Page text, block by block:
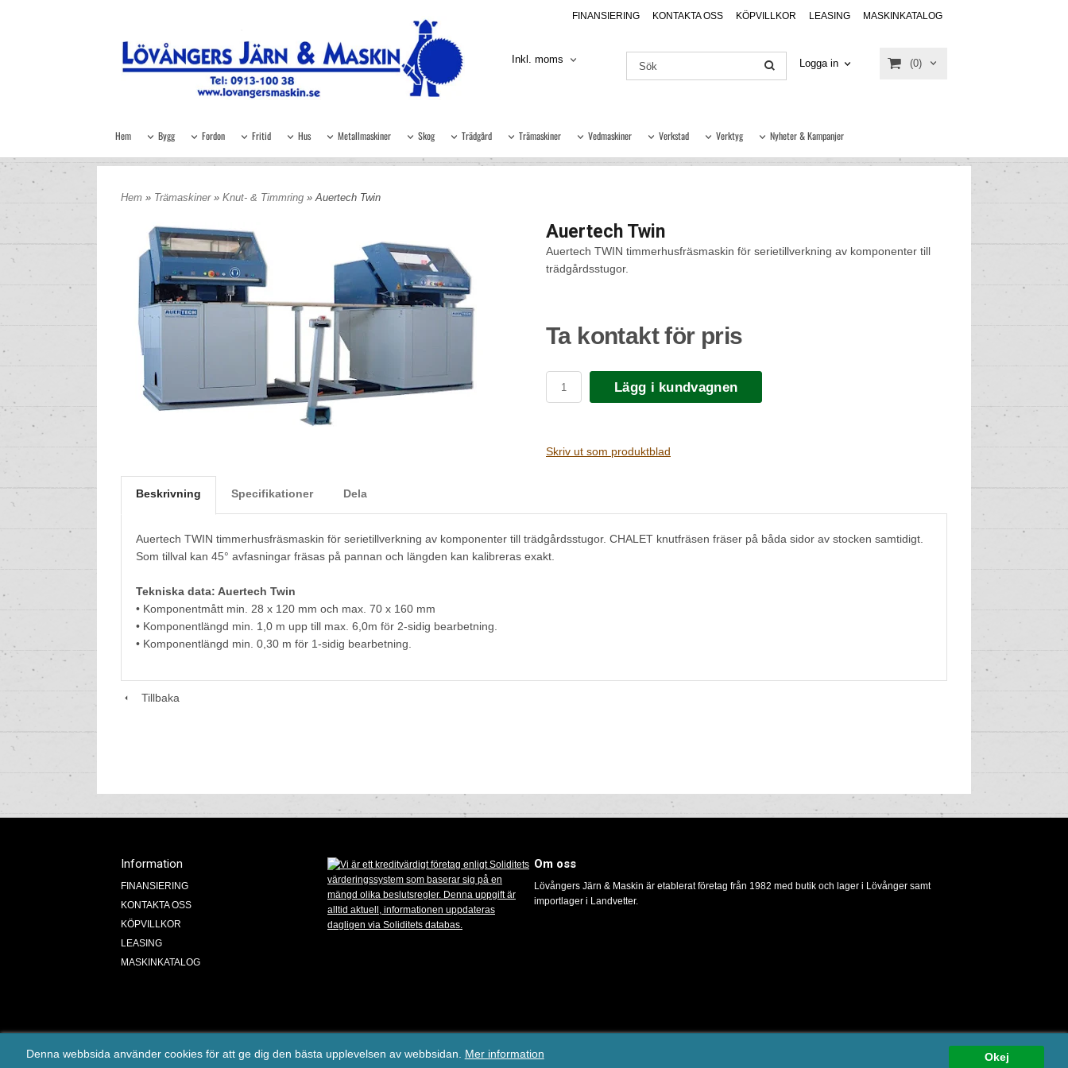
Okej
Denna webbsida använder cookies för att ge dig den bästa upplevelsen av webbsidan. Mer information
FINANSIERING KONTAKTA OSS KÖPVILLKOR LEASING MASKINKATALOG
Inkl. moms Logga in (0)
Hem Bygg Fordon Fritid Hus Metallmaskiner Skog Trädgård Trämaskiner Vedmaskiner Verkstad Verktyg Nyheter & Kampanjer
Hem » Trämaskiner » Knut- & Timmring » Auertech Twin
Auertech Twin
Auertech TWIN timmerhusfräsmaskin för serietillverkning av komponenter till
trädgårdsstugor.
Ta kontakt för pris
Lägg i kundvagnen
Skriv ut som produktblad
Beskrivning Specifikationer Dela
Auertech TWIN timmerhusfräsmaskin för serietillverkning av komponenter till trädgårdsstugor. CHALET knutfräsen fräser på båda sidor av stocken samtidigt.
Som tillval kan 45° avfasningar fräsas på pannan och längden kan kalibreras exakt.
Tekniska data: Auertech Twin
• Komponentmått min. 28 x 120 mm och max. 70 x 160 mm
• Komponentlängd min. 1,0 m upp till max. 6,0m för 2-sidig bearbetning.
• Komponentlängd min. 0,30 m för 1-sidig bearbetning.
Tillbaka
Information
FINANSIERING
KONTAKTA OSS
KÖPVILLKOR
LEASING
MASKINKATALOG
Om oss
Lövångers Järn & Maskin är etablerat företag från 1982 med butik och lager i Lövånger samt
importlager i Landvetter.
Mail:info@lovangersmaskin.se/ Tel: 0913-100 38 / E-handelslösning från